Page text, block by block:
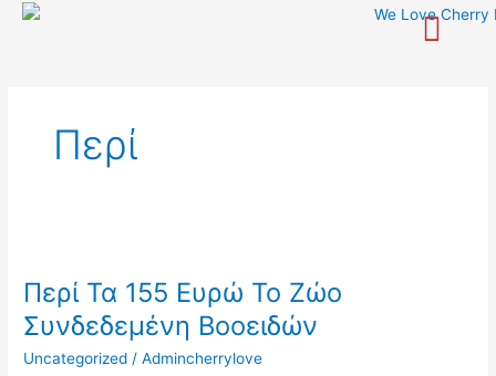
Skip
Περί
Περί Τα 155 Ευρώ Το Ζώο
Συνδεδεμένη Βοοειδών
Uncategorized /Admincherrylove
155
Ευρώ
Το
Ζώο